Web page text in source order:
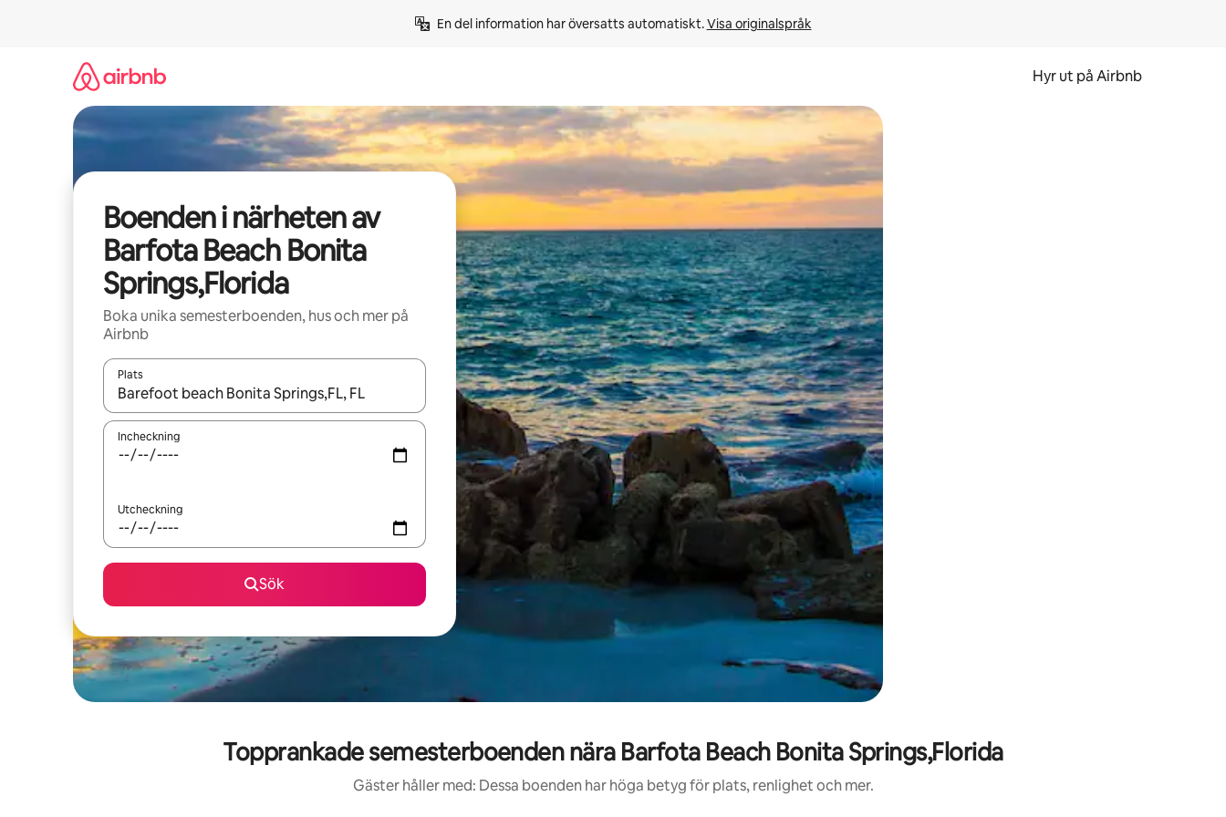
En del information har översatts automatiskt. Visa originalspråk
Hyr ut på Airbnb
Boenden i närheten av
Barfota Beach Bonita
Springs,Florida
Boka unika semesterboenden, hus och mer på
Airbnb
Plats
När resultaten är tillgängliga kan du navigera med upp- och nedåtpilarna eller utforska genom att trycka eller svepa.
Incheckning
Utcheckning
Sök
Topprankade semesterboenden nära Barfota Beach Bonita Springs,Florida
Gäster håller med: Dessa boenden har höga betyg för plats, renlighet och mer.